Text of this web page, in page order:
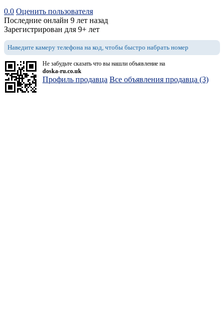
0.0 Оценить пользователя
Последние онлайн 9 лет назад
Зарегистрирован для 9+ лет
Наведите камеру телефона на код, чтобы быстро набрать номер
Не забудьте сказать что вы нашли объявление на
doska-ru.co.uk
Профиль продавца Все объявления продавца (3)